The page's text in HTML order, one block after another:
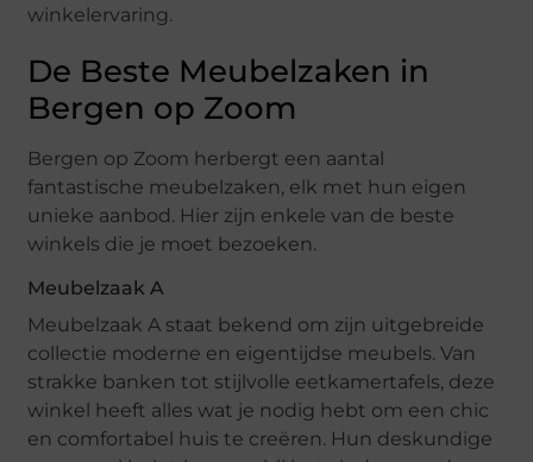
winkelervaring.
De Beste Meubelzaken in
Bergen op Zoom
Bergen op Zoom herbergt een aantal
fantastische meubelzaken, elk met hun eigen
unieke aanbod. Hier zijn enkele van de beste
winkels die je moet bezoeken.
Meubelzaak A
Meubelzaak A staat bekend om zijn uitgebreide
collectie moderne en eigentijdse meubels. Van
strakke banken tot stijlvolle eetkamertafels, deze
winkel heeft alles wat je nodig hebt om een chic
en comfortabel huis te creëren. Hun deskundige